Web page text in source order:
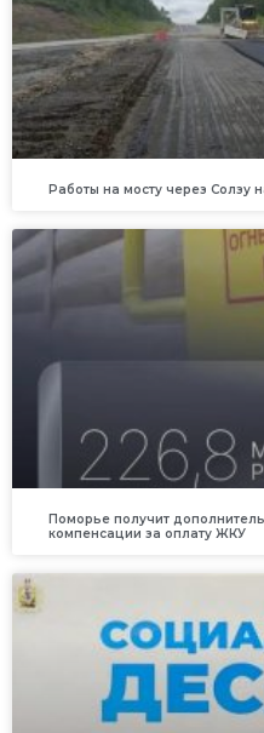
Работы на мосту через Солзу
Поморье получит
компенсации за оплату ЖКУ